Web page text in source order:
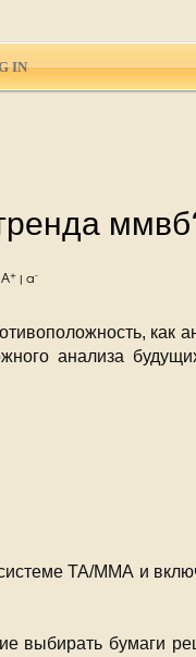
IN
A+| a-
как
анализа
ТА/ММА и
выбирать бумаги